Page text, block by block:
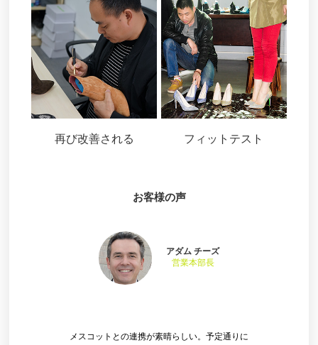
再び改善される フィットテスト
お客様の声
メスコットとの連携が素晴らしい。予定通りに
アダム チーズ
営業本部長